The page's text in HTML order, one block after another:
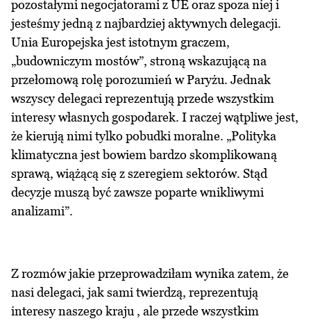
pozostałymi negocjatorami z UE oraz spoza niej i
jesteśmy jedną z najbardziej aktywnych delegacji.
Unia Europejska jest istotnym graczem,
„budowniczym mostów”, stroną wskazującą na
przełomową rolę porozumień w Paryżu. Jednak
wszyscy delegaci reprezentują przede wszystkim
interesy własnych gospodarek. I raczej wątpliwe jest,
że kierują nimi tylko pobudki moralne. „Polityka
klimatyczna jest bowiem bardzo skomplikowaną
sprawą, wiążącą się z szeregiem sektorów. Stąd
decyzje muszą być zawsze poparte wnikliwymi
analizami”.
Z rozmów jakie przeprowadziłam wynika zatem, że
nasi delegaci, jak sami twierdzą, reprezentują
interesy naszego kraju , ale przede wszystkim